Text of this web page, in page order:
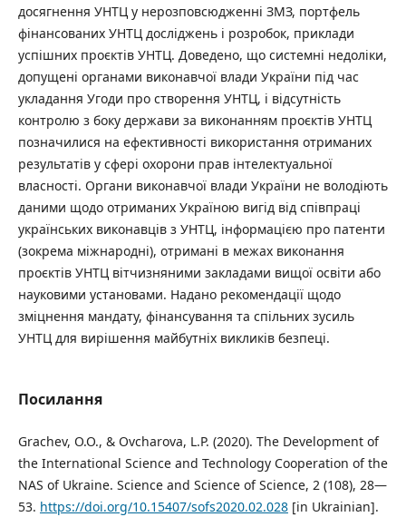
досягнення УНТЦ у нерозповсюдженні ЗМЗ, портфель
фінансованих УНТЦ досліджень і розробок, приклади
успішних проєктів УНТЦ. Доведено, що системні недоліки,
допущені органами виконавчої влади України під час
укладання Угоди про створення УНТЦ, і відсутність
контролю з боку держави за виконанням проєктів УНТЦ
позначилися на ефективності використання отриманих
результатів у сфері охорони прав інтелектуальної
власності. Органи виконавчої влади України не володіють
даними щодо отриманих Україною вигід від співпраці
українських виконавців з УНТЦ, інформацією про патенти
(зокрема міжнародні), отримані в межах виконання
проєктів УНТЦ вітчизняними закладами вищої освіти або
науковими установами. Надано рекомендації щодо
зміцнення мандату, фінансування та спільних зусиль
УНТЦ для вирішення майбутніх викликів безпеці.
Посилання
Grachev, O.O., & Ovcharova, L.P. (2020). The Development of
the International Science and Technology Cooperation of the
NAS of Ukraine. Science and Science of Science, 2 (108), 28—
53. https://doi.org/10.15407/sofs2020.02.028[in Ukrainian].